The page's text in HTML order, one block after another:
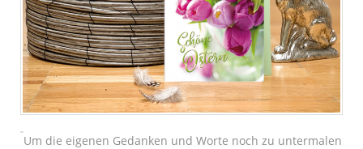
Um die eigenen Gedanken und Worte noch zu untermalen